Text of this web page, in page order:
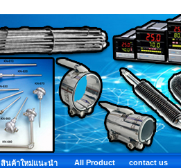
สินค้าใหม่แนะนำ All Product contact us